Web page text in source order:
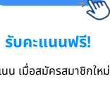
รับคะแนนฟรี!
น เมื่อสมัครสมาชิกใหม่